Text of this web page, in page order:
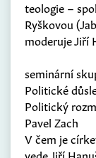
teologie –
Ryškovou
moderuje Jiří
seminární
Politické
Politický
Pavel Zach
V čem je
vede Jiří